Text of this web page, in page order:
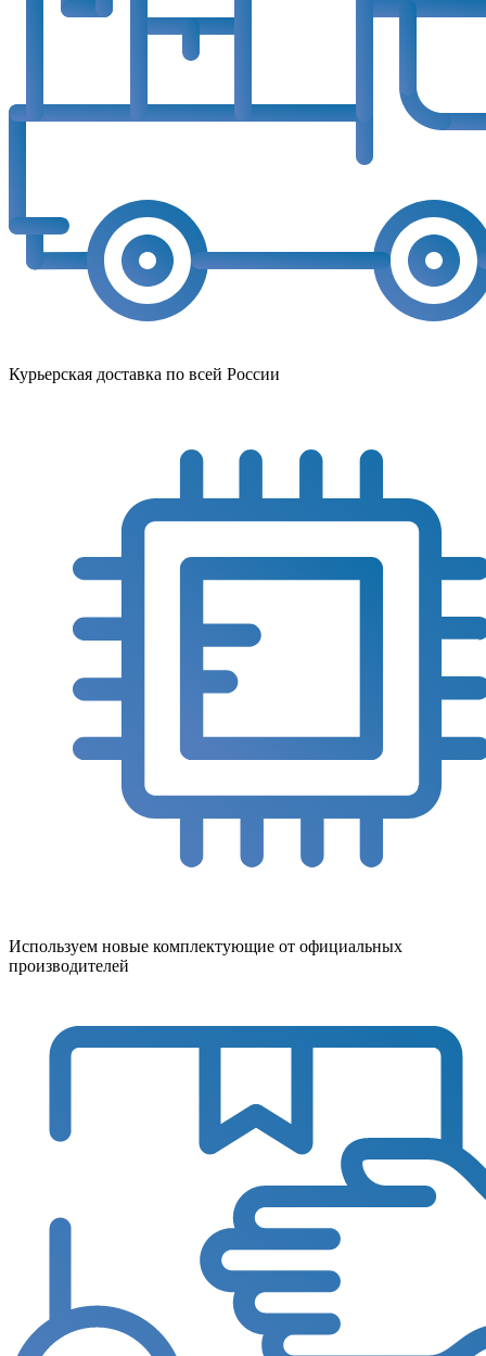
Курьерская доставка по всей России
Используем новые комплектующие от официальных
производителей